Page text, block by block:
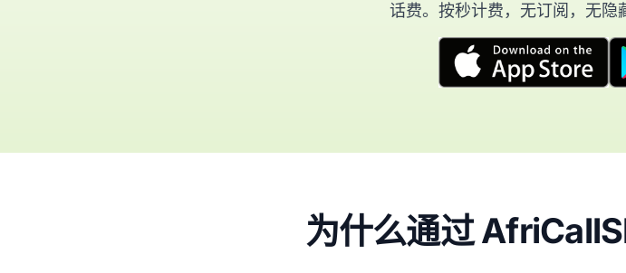
话费。按秒计费，无订阅，无隐
为什么通过